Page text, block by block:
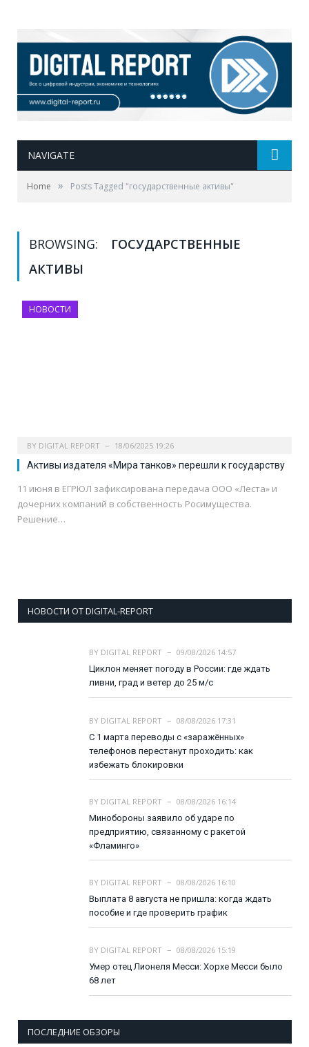
NAVIGATE
Home » Posts Tagged "государственные активы"
BROWSING:
ГОСУДАРСТВЕННЫЕ
АКТИВЫ
НОВОСТИ
BY DIGITAL REPORT 18/06/2025 19:26
Активы издателя «Мира танков» перешли к государству
11 июня в ЕГРЮЛ зафиксирована передача ООО «Леста» и
дочерних компаний в собственность Росимущества.
Решение…
НОВОСТИ ОТ DIGITAL-REPORT
BY DIGITAL REPORT
09/08/2026 14:57
Циклон меняет погоду в России: где ждать
ливни, град и ветер до 25 м/с
BY DIGITAL REPORT
08/08/2026 17:31
С 1 марта переводы с «заражённых»
телефонов перестанут проходить: как
избежать блокировки
BY DIGITAL REPORT
08/08/2026 16:14
Минобороны заявило об ударе по
предприятию, связанному с ракетой
«Фламинго»
BY DIGITAL REPORT
08/08/2026 16:10
Выплата 8 августа не пришла: когда ждать
пособие и где проверить график
BY DIGITAL REPORT
08/08/2026 15:19
Умер отец Лионеля Месси: Хорхе Месси было
68 лет
ПОСЛЕДНИЕ ОБЗОРЫ